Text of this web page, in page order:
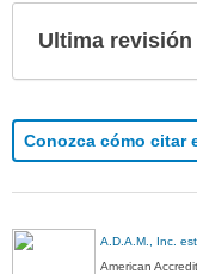
Ultima revisión
Conozca cómo citar
A.D.A.M., Inc.
American